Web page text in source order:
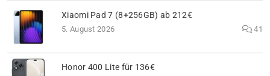
Xiaomi Pad 7 (8+256GB) ab 212€
5. August 2026 41
Honor 400 Lite für 136€